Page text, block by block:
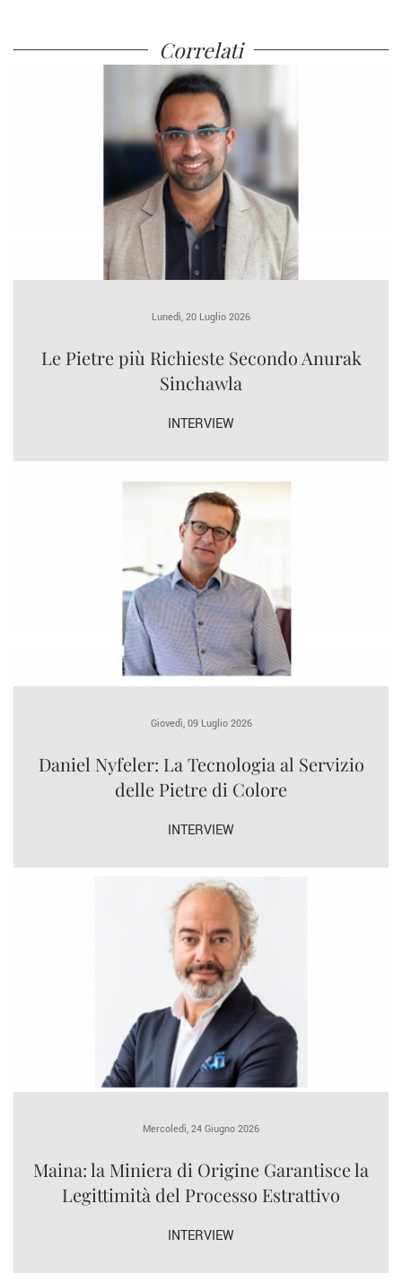
Correlati
Lunedì, 20 Luglio 2026
Le Pietre più Richieste Secondo Anurak
Sinchawla
INTERVIEW
Giovedì, 09 Luglio 2026
Daniel Nyfeler: La Tecnologia al Servizio
delle Pietre di Colore
INTERVIEW
Mercoledì, 24 Giugno 2026
Maina: la Miniera di Origine Garantisce la
Legittimità del Processo Estrattivo
INTERVIEW